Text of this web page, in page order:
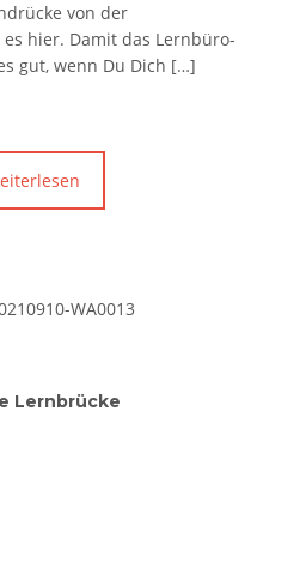
von der
hier. Damit das Lernbüro-
gut, wenn Du Dich […]
Lernbrücke